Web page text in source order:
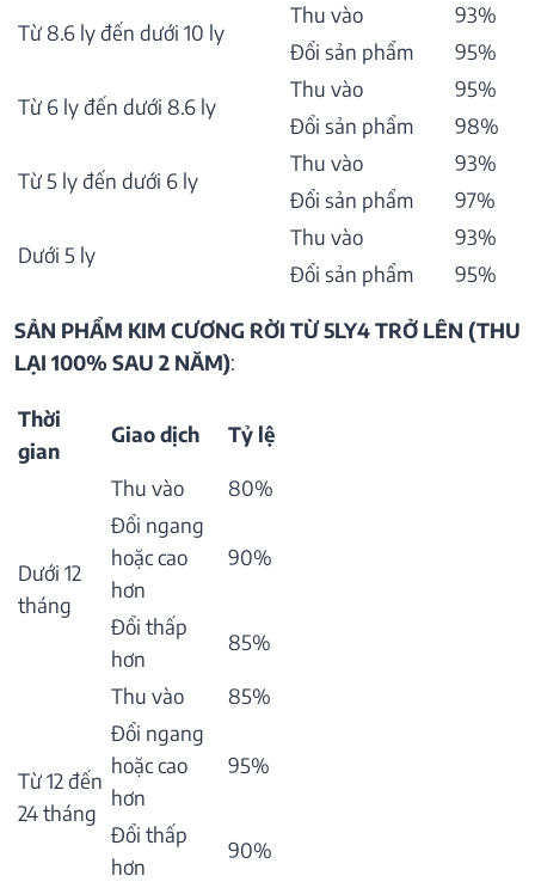
Từ 8.6 ly đến dưới 10 ly
Thu vào
93%
Đổi sản phẩm
95%
Từ 6 ly đến dưới 8.6 ly
Thu vào
95%
Đổi sản phẩm
98%
Từ 5 ly đến dưới 6 ly
Thu vào
93%
Đổi sản phẩm
97%
Dưới 5 ly
Thu vào
93%
Đổi sản phẩm
95%
SẢN PHẨM KIM CƯƠNG RỜI TỪ 5LY4 TRỞ LÊN (THU
LẠI 100% SAU 2 NĂM):
Thời
gian
Giao dịch Tỷ lệ
Dưới 12
tháng
Thu vào
80%
Đổi ngang
hoặc cao
hơn
90%
Đổi thấp
hơn
85%
Từ 12 đến
24 tháng
Thu vào
85%
Đổi ngang
hoặc cao
hơn
95%
Đổi thấp
hơn
90%